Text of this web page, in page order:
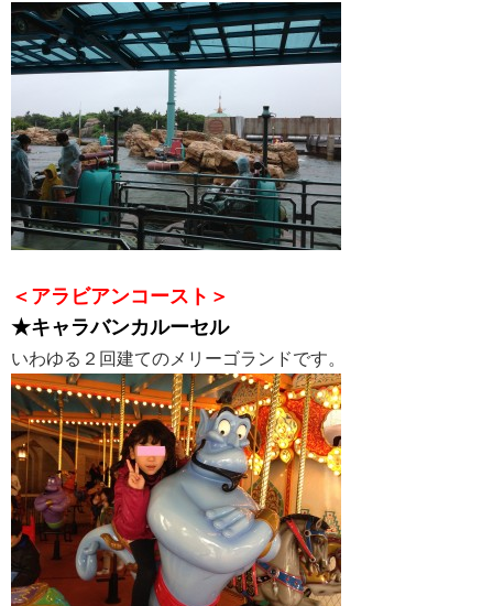
＜アラビアンコースト＞
★キャラバンカルーセル
いわゆる２回建てのメリーゴランドです。